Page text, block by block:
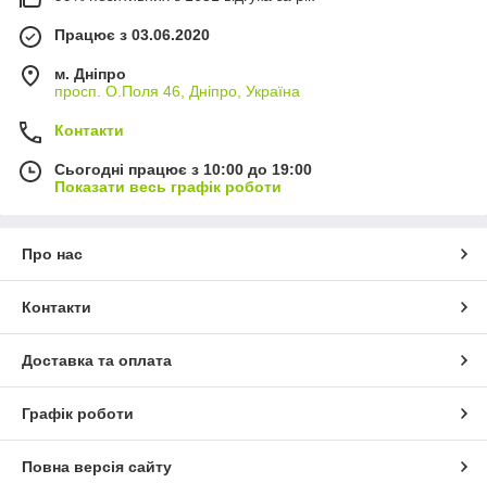
Працює з 03.06.2020
м. Дніпро
просп. О.Поля 46, Дніпро, Україна
Контакти
Сьогодні працює з 10:00 до 19:00
Показати весь графік роботи
Про нас
Контакти
Доставка та оплата
Графік роботи
Повна версія сайту